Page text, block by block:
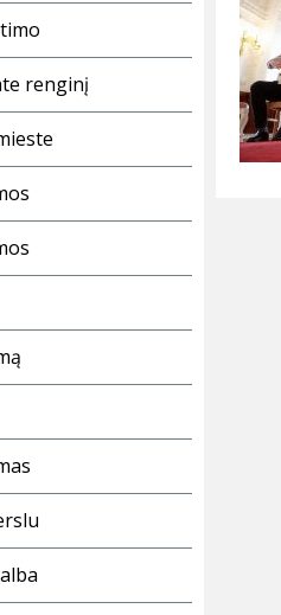
renginį